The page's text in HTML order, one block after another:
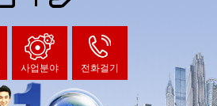
사업분야 전화걸기